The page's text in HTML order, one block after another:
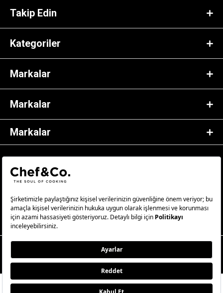
Takip Edin
Kategoriler
Markalar
Markalar
Markalar
© 2023 Chef&Co